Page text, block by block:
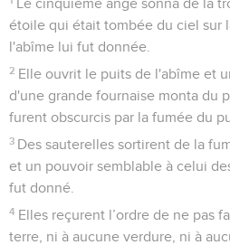
Le cinquième ange sonna de la
étoile qui était tombée du ciel sur
l'abîme lui fut donnée.
2 Elle ouvrit le puits de l'abîme et
d'une grande fournaise monta du
furent obscurcis par la fumée du
3 Des sauterelles sortirent de la
et un pouvoir semblable à celui
fut donné.
4 Elles reçurent l’ordre de ne pas
terre, ni à aucune verdure, ni à